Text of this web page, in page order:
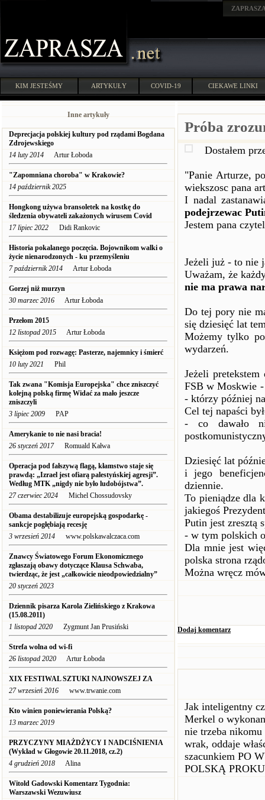
KIM JESTEŚMY ARTYKUŁY COVID-19 CIEKAWE LINKI
Inne artykuły
Deprecjacja polskiej kultury pod rządami Bogdana
Zdrojewskiego
14 luty 2014 Artur Łoboda
"Zapomniana choroba" w Krakowie?
14 październik 2025
Hongkong używa bransoletek na kostkę do
śledzenia obywateli zakażonych wirusem Covid
17 lipiec 2022 Didi Rankovic
Historia pokalanego poczęcia. Bojownikom walki o
życie nienarodzonych - ku przemyśleniu
7 październik 2014 Artur Łoboda
Gorzej niż murzyn
30 marzec 2016 Artur Łoboda
Przełom 2015
12 listopad 2015 Artur Łoboda
Księżom pod rozwagę: Pasterze, najemnicy i śmierć
10 luty 2021 Phil
Tak zwana "Komisja Europejska" chce zniszczyć
kolejną polską firmę Widać za mało jeszcze
zniszczyli
3 lipiec 2009 PAP
Amerykanie to nie nasi bracia!
26 styczeń 2017Romuald Kałwa
Operacja pod fałszywą flagą, kłamstwo staje się
prawdą: „Izrael jest ofiarą palestyńskiej agresji”.
Według MTK „nigdy nie było ludobójstwa”.
27 czerwiec 2024 Michel Chossudovsky
Obama destabilizuje europejską gospodarkę -
sankcje pogłębiają recesję
3 wrzesień 2014 www.polskawalczaca.com
Znawcy Światowego Forum Ekonomicznego
zgłaszają obawy dotyczące Klausa Schwaba,
twierdząc, że jest „całkowicie nieodpowiedzialny”
20 styczeń 2023
Dziennik pisarza Karola Zielińskiego z Krakowa
(15.08.2011)
1 listopad 2020 Zygmunt Jan Prusiński
Strefa wolna od wi-fi
26 listopad 2020 Artur Łoboda
XIX FESTIWAL SZTUKI NAJNOWSZEJ ZA
27 wrzesień 2016 www.trwanie.com
Kto winien poniewierania Polską?
13 marzec 2019
PRZYCZYNY MIAŻDŻYCY I NADCIŚNIENIA
(Wykład w Głogowie 20.11.2018, cz.2)
4 grudzień 2018 Alina
Witold Gadowski Komentarz Tygodnia:
Warszawski Wezuwiusz
Próba
Dostałem
"Panie Arturze,
wiekszosc pana
I nadal
podejrzewac
Jestem pana
Jeżeli już - to nie
Uważam, że
nie ma prawa
Do tej pory nie
się dziesięć lat
Możemy tylko
wydarzeń.
Jeżeli
FSB w Moskwie -
- którzy później
Cel tej napaści
- co dawało
Dziesięć lat
i jego
dziennie.
To pieniądze dla
jakiegoś
Putin jest zresztą
- w tym polskich
Dla mnie jest
polska strona
Można wręcz
Dodaj komentarz
Jak inteligentny
Merkel o
nie trzeba
wrak, oddaje
szacunkiem PO
POLSKĄ